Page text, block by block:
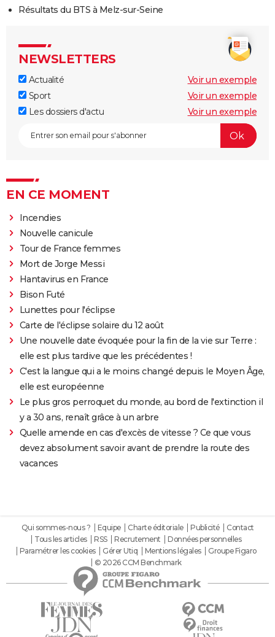
Résultats du BTS à Melz-sur-Seine
NEWSLETTERS
Actualité
Voir un exemple
Sport
Voir un exemple
Les dossiers d'actu
Voir un exemple
EN CE MOMENT
Incendies
Nouvelle canicule
Tour de France femmes
Mort de Jorge Messi
Hantavirus en France
Bison Futé
Lunettes pour l'éclipse
Carte de l'éclipse solaire du 12 août
Une nouvelle date évoquée pour la fin de la vie sur Terre :
elle est plus tardive que les précédentes !
C'est la langue qui a le moins changé depuis le Moyen Âge,
elle est européenne
Le plus gros perroquet du monde, au bord de l'extinction il
y a 30 ans, renaît grâce à un arbre
Quelle amende en cas d'excès de vitesse ? Ce que vous
devez absolument savoir avant de prendre la route des
vacances
Qui sommes-nous ? Equipe Charte éditoriale Publicité
Contact
Tous les articles
RSS Recrutement
Données personnelles
Paramétrer les cookies
Gérer Utiq Mentions légales
Groupe Figaro
© 2026 CCM Benchmark